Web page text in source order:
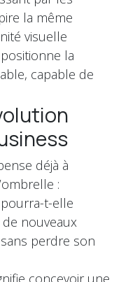
la même
visuelle
la
capable de
déjà à
:
t-elle
nouveaux
perdre son
concevoir une